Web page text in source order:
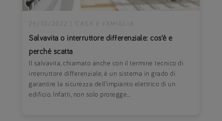
Salvavita o interruttore differenziale: cos’è e
perché scatta
25/10/2022 CASA E FAMIGLIA
Il salvavita, chiamato anche con il termine tecnico di
interruttore differenziale, è un sistema in grado di
garantire la sicurezza dell’impianto elettrico di un
edificio. Infatti, non solo protegge...